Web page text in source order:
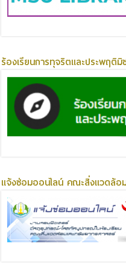
ร้องเรียนการทุจริตและประพฤติมิ
แจ้งซ่อมออนไลน์ คณะสิ่งแวดล้อ